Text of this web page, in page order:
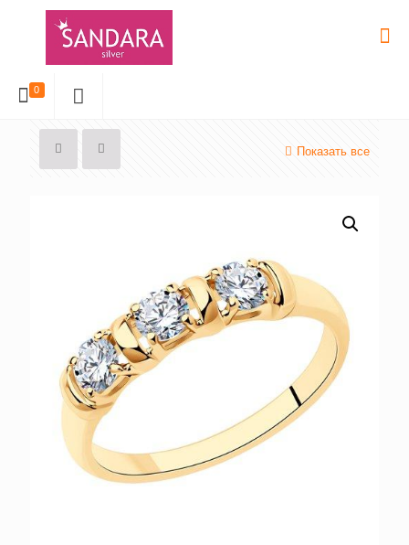
0
Показать все